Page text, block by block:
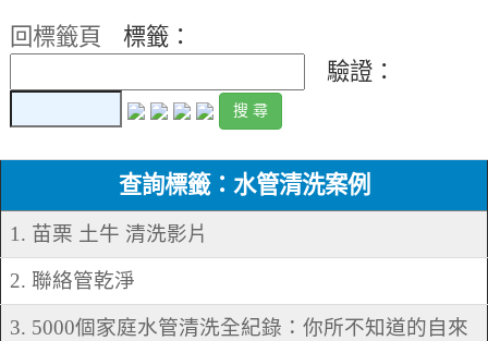
回標籤頁
標籤：
驗證：
查詢標籤：水管清洗案例
1. 苗栗 土牛 清洗影片
2. 聯絡管乾淨
3. 5000個家庭水管清洗全紀錄：你所不知道的自來